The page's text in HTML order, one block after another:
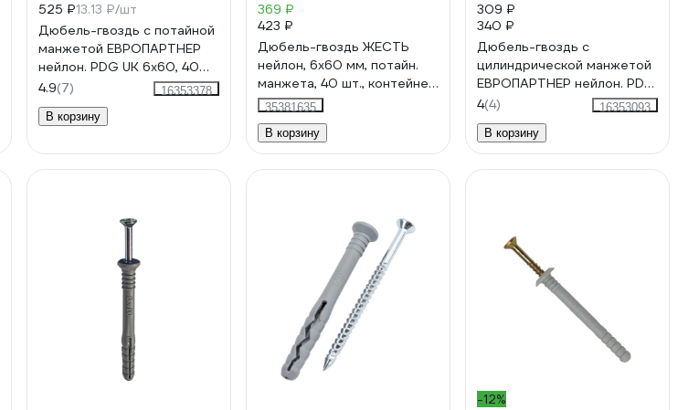
525 ₽13.13 ₽/шт
Дюбель-гвоздь с потайной
манжетой ЕВРОПАРТНЕР
нейлон. PDG UK 6x60, 40
шт. 1 0698 8
4.9(7)
16353378
В корзину
369 ₽
423 ₽
Дюбель-гвоздь ЖЕСТЬ
нейлон, 6x60 мм, потайн.
манжета, 40 шт., контейнер
280 мл УТ-00009540
35381635
В корзину
309 ₽
340 ₽
Дюбель-гвоздь с
цилиндрической манжетой
ЕВРОПАРТНЕР нейлон. PDG
LK 6х60, 27 шт. 1 0697 6
4(4)
16353093
В корзину
-12%